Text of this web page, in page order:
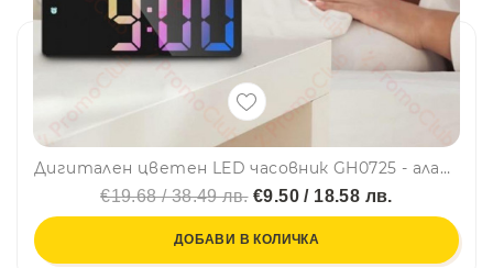
Дигитален цветен LED часовник GH0725 - аларма, светещ
€19.68 / 38.49 лв.€9.50 / 18.58 лв.
ДОБАВИ В КОЛИЧКА